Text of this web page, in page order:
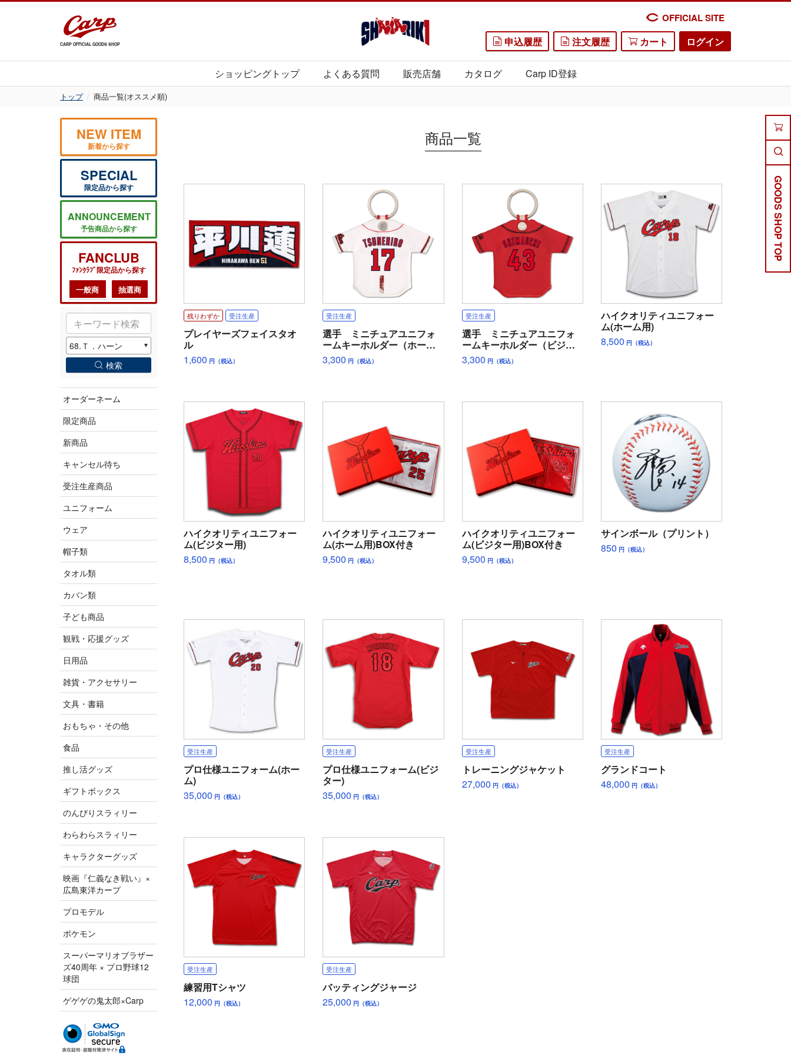
CARP OFFICIAL GOODS SHOP
OFFICIAL SITE
申込履歴 注文履歴 カート ログイン
ショッピングトップ よくある質問 販売店舗 カタログ Carp ID登録
トップ 商品一覧(オススメ順)
NEW ITEM
新着から探す
SPECIAL
限定品から探す
ANNOUNCEMENT
予告商品から探す
FANCLUB
ﾌｧﾝｸﾗﾌﾞ限定品から探す
一般商
抽選商
検索
オーダーネーム
限定商品
新商品
キャンセル待ち
受注生産商品
ユニフォーム
ウェア
帽子類
タオル類
カバン類
子ども商品
観戦・応援グッズ
日用品
雑貨・アクセサリー
文具・書籍
おもちゃ・その他
食品
推し活グッズ
ギフトボックス
のんびりスラィリー
わらわらスラィリー
キャラクターグッズ
映画『仁義なき戦い』×
広島東洋カープ
プロモデル
ポケモン
スーパーマリオブラザー
ズ40周年 × プロ野球12
球団
ゲゲゲの鬼太郎×Carp
GOODS SHOP TOP
商品一覧
残りわずか 受注生産
プレイヤーズフェイスタオ
ル
1,600 円（税込）
受注生産
選手 ミニチュアユニフォ
ームキーホルダー（ホー
ム）
3,300 円（税込）
受注生産
選手 ミニチュアユニフォ
ームキーホルダー（ビジタ
ー）
3,300 円（税込）
ハイクオリティユニフォー
ム(ホーム用)
8,500 円（税込）
ハイクオリティユニフォー
ム(ビジター用)
8,500 円（税込）
ハイクオリティユニフォー
ム(ホーム用)BOX付き
9,500 円（税込）
ハイクオリティユニフォー
ム(ビジター用)BOX付き
9,500 円（税込）
サインボール（プリント）
850 円（税込）
受注生産
プロ仕様ユニフォーム(ホー
ム)
35,000 円（税込）
受注生産
プロ仕様ユニフォーム(ビジ
ター)
35,000 円（税込）
受注生産
トレーニングジャケット
27,000 円（税込）
受注生産
グランドコート
48,000 円（税込）
受注生産
練習用Tシャツ
12,000 円（税込）
受注生産
バッティングジャージ
25,000 円（税込）